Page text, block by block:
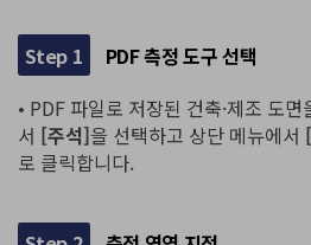
Step 1
PDF 측정 도구 선택
• PDF 파일로 저장된 건축·제조 도
서 [주석]을 선택하고 상단 메뉴에서
로 클릭합니다.